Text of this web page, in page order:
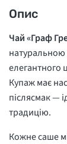
Опис
Чай «Граф
елегантного
Купаж має
післясмак —
традицію.
Кожне саше